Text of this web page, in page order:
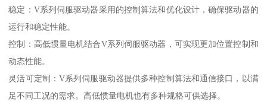
稳定：V系列伺服驱动器采用的控制算法和优化设计，确保驱动器的
运行和稳定性能。
控制：高低惯量电机结合V系列伺服驱动器，可实现更加位置控制和
动态性能。
灵活可定制：V系列伺服驱动器提供多种控制算法和通信接口，以满
足不同工况的需求。高低惯量电机也有多种规格可供选择。